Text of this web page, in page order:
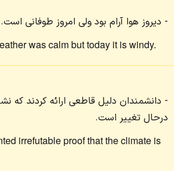
دیروز هوا آرام بود ولی امروز طوفانی است.
was calm but today it is windy.
دانشمندان دلیل قاطعی ارائه کردند که
درحال تغییر است.
irrefutable proof that the climate is